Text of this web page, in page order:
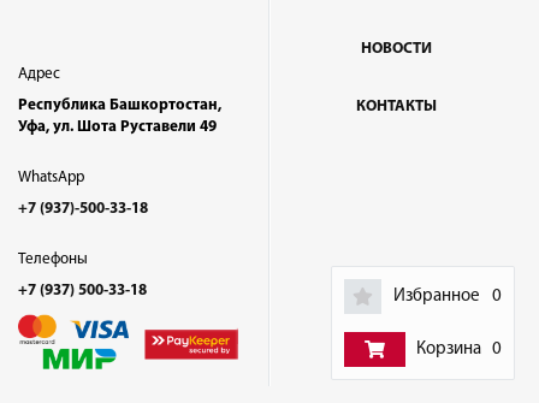
Избранное 0
Корзина 0
Адрес
Республика Башкортостан,
Уфа, ул. Шота Руставели 49
WhatsApp
+7 (937)-500-33-18
Телефоны
+7 (937) 500-33-18
НОВОСТИ
КОНТАКТЫ